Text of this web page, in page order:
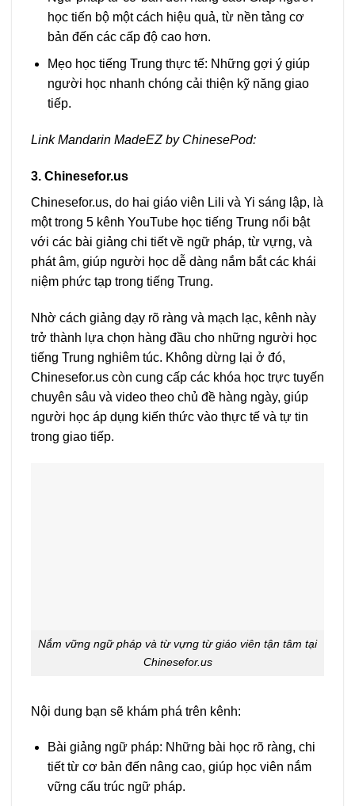
học tiến bộ một cách hiệu quả, từ nền tảng cơ
bản đến các cấp độ cao hơn.
Mẹo học tiếng Trung thực tế: Những gợi ý giúp
người học nhanh chóng cải thiện kỹ năng giao
tiếp.
Link Mandarin MadeEZ by ChinesePod:
3. Chinesefor.us
Chinesefor.us, do hai giáo viên Lili và Yi sáng lập, là
một trong 5 kênh YouTube học tiếng Trung nổi bật
với các bài giảng chi tiết về ngữ pháp, từ vựng, và
phát âm, giúp người học dễ dàng nắm bắt các khái
niệm phức tạp trong tiếng Trung.
Nhờ cách giảng dạy rõ ràng và mạch lạc, kênh này
trở thành lựa chọn hàng đầu cho những người học
tiếng Trung nghiêm túc. Không dừng lại ở đó,
Chinesefor.us còn cung cấp các khóa học trực tuyến
chuyên sâu và video theo chủ đề hàng ngày, giúp
người học áp dụng kiến thức vào thực tế và tự tin
trong giao tiếp.
Nắm vững ngữ pháp và từ vựng từ giáo viên tận tâm tại
Chinesefor.us
Nội dung bạn sẽ khám phá trên kênh:
Bài giảng ngữ pháp: Những bài học rõ ràng, chi
tiết từ cơ bản đến nâng cao, giúp học viên nắm
vững cấu trúc ngữ pháp.